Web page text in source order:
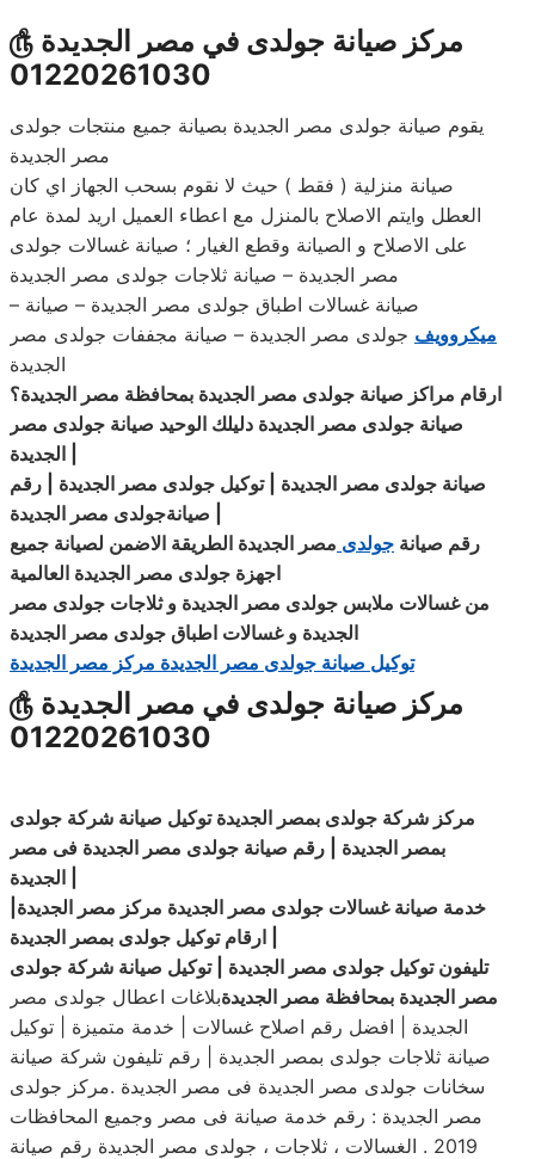
مركز صيانة جولدى في مصر الجديدة ௹
01220261030
يقوم صيانة جولدى مصر الجديدة بصيانة جميع منتجات جولدى
مصر الجديدة
صيانة منزلية ( فقط ) حيث لا نقوم بسحب الجهاز اي كان
العطل وايتم الاصلاح بالمنزل مع اعطاء العميل اريد لمدة عام
على الاصلاح و الصيانة وقطع الغيار ؛ صيانة غسالات جولدى
مصر الجديدة – صيانة ثلاجات جولدى مصر الجديدة
– صيانة غسالات اطباق جولدى مصر الجديدة – صيانة
ميكروويف جولدى مصر الجديدة – صيانة مجففات جولدى مصر
الجديدة
ارقام مراكز صيانة جولدى مصر الجديدة بمحافظة مصر الجديدة؟
صيانة جولدى مصر الجديدة دليلك الوحيد صيانة جولدى مصر
صيانة جولدى مصر الجديدة | توكيل جولدى مصر الجديدة | رقم
صيانةجولدى
رقم صيانة جولدى مصر الجديدة الطريقة الاضمن لصيانة جميع
اجهزة جولدى مصر الجديدة العالمية
من غسالات ملابس جولدى مصر الجديدة وثلاجات جولدى مصر
الجديدة و غسالات اطباق جولدى مصر الجديدة
توكيل صيانة جولدى مصر الجديدة مركز مصر الجديدة
مركز صيانة جولدى في مصر الجديدة ௹
01220261030
مركز شركة جولدى بمصر الجديدة توكيل صيانة شركة جولدى
بمصر الجديدة | رقم صيانة جولدى مصر الجديدة فى مصر
خدمة صيانة غسالات جولدى مصر الجديدة مركز مصر الجديدة|
تليفون توكيل جولدى مصر الجديدة | توكيل صيانة شركة جولدى
مصر الجديدة بمحافظة مصر الجديدةبلاغات اعطال جولدى مصر
الجديدة | افضل رقم اصلاح غسالات | خدمة متميزة | توكيل
صيانة ثلاجات جولدى بمصر الجديدة | رقم تليفون شركة صيانة
سخانات جولدى مصر الجديدة فى مصر الجديدة .مركز جولدى
مصر الجديدة : رقم خدمة صيانة فى مصر وجميع المحافظات
2019 . الغسالات ، ثلاجات ، جولدى مصر الجديدة رقم صيانة